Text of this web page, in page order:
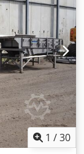
1 /30